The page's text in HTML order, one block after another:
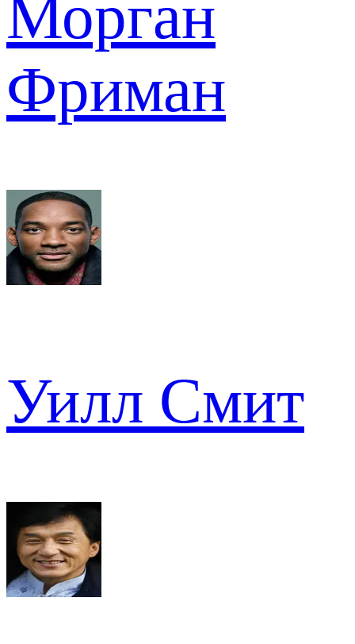
Морган
Фриман
Уилл Смит